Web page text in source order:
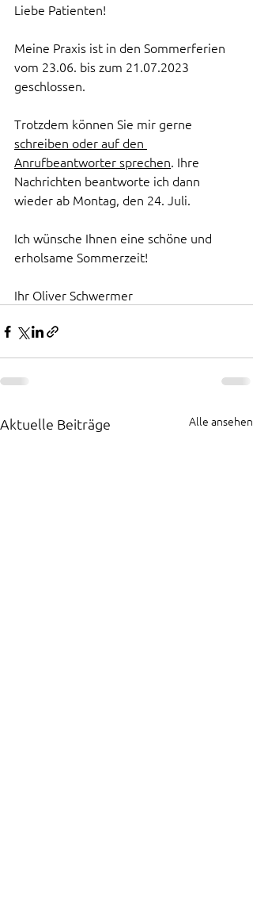
Liebe Patienten!
Meine Praxis ist in den Sommerferien
vom 23.06. bis zum 21.07.2023
geschlossen.
Trotzdem können Sie mir gerne
schreiben oder auf den
Anrufbeantworter sprechen. Ihre
Nachrichten beantworte ich dann
wieder ab Montag, den 24. Juli.
Ich wünsche Ihnen eine schöne und
erholsame Sommerzeit!
Ihr Oliver Schwermer
Aktuelle Beiträge Alle ansehen